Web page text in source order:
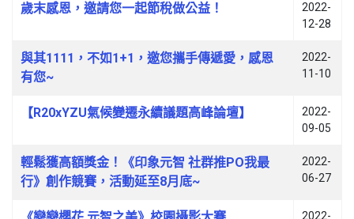
歲末感恩，邀請您一起節稅做公益！
2022-
12-28
與其1111，不如1+1，邀您攜手傳遞愛，感恩
有您~
2022-
11-10
【R20xYZU氣候變遷永續議題高峰論壇】
2022-
09-05
輕鬆獲高額獎金！《印象元智 社群推PO我最
行》創作競賽，活動延至8月底~
2022-
06-27
2022-